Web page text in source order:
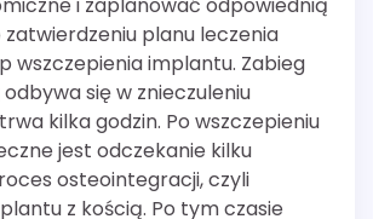
planu leczenia
wszczepienia implantu. Zabieg
się w znieczuleniu
kilka godzin. Po wszczepieniu
jest odczekanie kilku
osteointegracji, czyli
z kością. Po tym czasie